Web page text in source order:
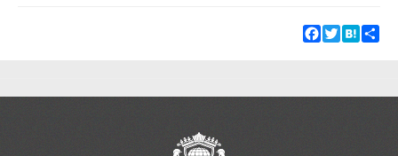
Facebook
TwitterHatena